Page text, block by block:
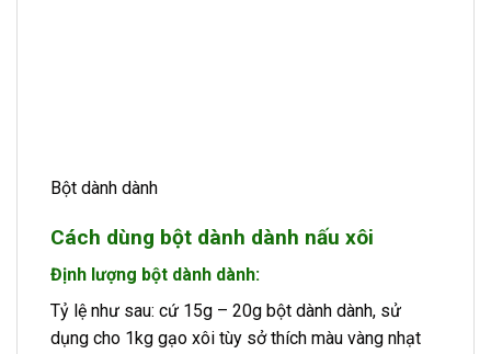
Bột dành dành
Cách dùng bột dành dành nấu xôi
Định lượng bột dành dành:
Tỷ lệ như sau: cứ 15g – 20g bột dành dành, sử
dụng cho 1kg gạo xôi tùy sở thích màu vàng nhạt